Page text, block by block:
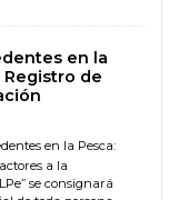
en la
de
en la Pesca:
a la
se consignará